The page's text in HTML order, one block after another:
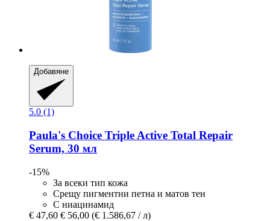
Добавяне
5.0 (1)
Paula's Choice Triple Active Total Repair
Serum, 30 мл
-15%
За всеки тип кожа
Срещу пигментни петна и матов тен
С ниацинамид
€ 47,60 € 56,00 (€ 1.586,67 / л)